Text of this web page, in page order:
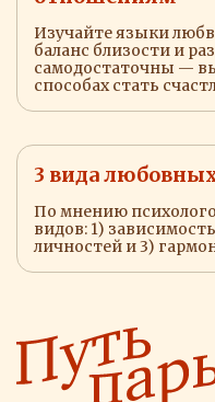
Изучайте языки
баланс близости и
самодостаточны —
способах стать
3 вида
По мнению
видов: 1)
личностей и 3)